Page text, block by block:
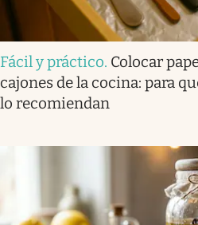
Fácil y práctico. Colocar
cajones de la cocina: para
lo recomiendan